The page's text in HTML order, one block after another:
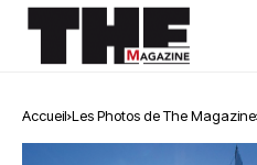
Accueil Les Photos de The Magazine